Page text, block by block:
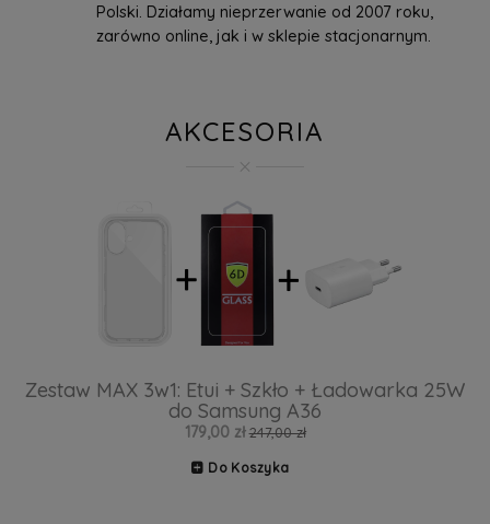
Polski. Działamy nieprzerwanie od 2007 roku,
zarówno online, jak i w sklepie stacjonarnym.
AKCESORIA
Zestaw MAX 3w1: Etui + Szkło + Ładowarka 25W
do Samsung A36
179,00 zł 247,00 zł
Do Koszyka